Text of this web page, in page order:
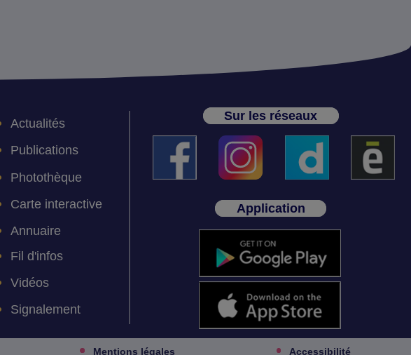
Actualités
Publications
Photothèque
Carte interactive
Annuaire
Fil d'infos
Vidéos
Signalement
Sur les réseaux
Application
Mentions légales Accessibilité